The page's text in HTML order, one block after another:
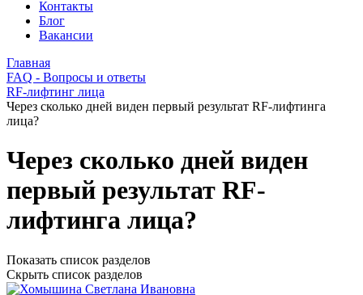
Контакты
Блог
Вакансии
Главная
FAQ - Вопросы и ответы
RF-лифтинг лица
Через сколько дней виден первый результат RF-лифтинга
лица?
Через сколько дней виден
первый результат RF-
лифтинга лица?
Показать список разделов
Скрыть список разделов